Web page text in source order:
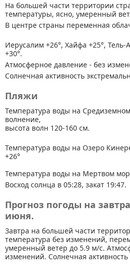
На большей части территории
температуры, ясно, умеренный
В центре страны переменная
Иерусалим +26°, Хайфа +25°,
+30°.
Атмосферное давление - без
Солнечная активность
Пляжи
Температура воды на
волнение,
высота волн 120-160 см.
Температура воды на Озеро
+26°
Температура воды на Мертвом
Восход солнца в 05:28, закат 19:47.
Прогноз погоды на
июня.
Завтра на большей части
температура без изменений,
умеренный ветер до 5.9 м/с.
изменений. Солнечная